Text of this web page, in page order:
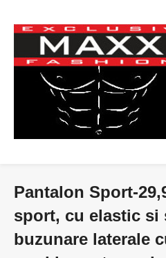
Pantalon Sport-
sport, cu elastic si
buzunare laterale